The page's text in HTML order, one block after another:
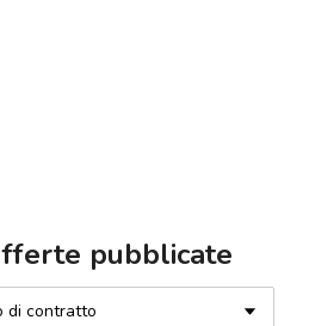
pubblicate
di contratto